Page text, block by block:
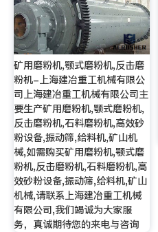
矿用磨粉机,颚式磨粉机,反击磨
粉机-上海建冶重工机械有限公
司上海建冶重工机械有限公司主
要生产矿用磨粉机,颚式磨粉机,
反击磨粉机,石料磨粉机,高效砂
粉设备,振动筛,给料机,矿山机
械,如需购买矿用磨粉机,颚式磨
粉机,反击磨粉机,石料磨粉机,高
效砂粉设备,振动筛,给料机,矿山
机械,请联系上海建冶重工机械
有限公司,我们竭诚为大家服
务，真诚期待您的来电与咨询